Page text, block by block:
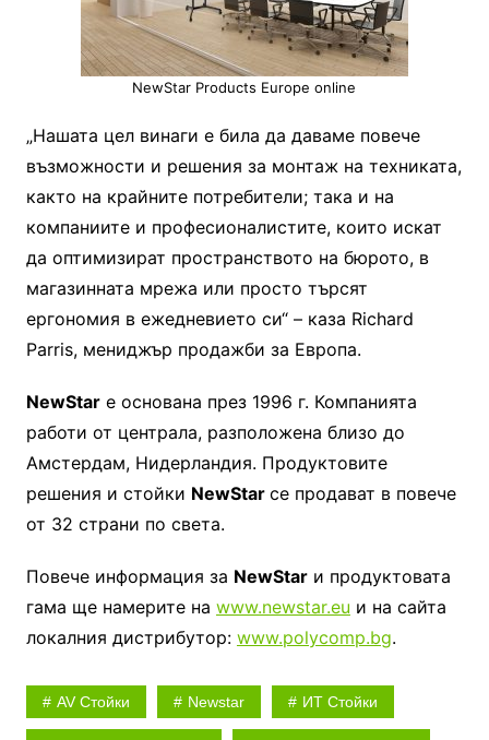
NewStar Products Europe online
„Нашата цел винаги е била да даваме повече
възможности и решения за монтаж на техниката,
както на крайните потребители; така и на
компаниите и професионалистите, които искат
да оптимизират пространството на бюрото, в
магазинната мрежа или просто търсят
ергономия в ежедневието си“ – каза Richard
Parris, мениджър продажби за Европа.
NewStarе основана през 1996 г. Компанията
работи от централа, разположена близо до
Амстердам, Нидерландия. Продуктовите
решения и стойки NewStar се продават в повече
от 32 страни по света.
Повече информация за NewStarи продуктовата
гама ще намерите на www.newstar.eu и на сайта
локалния дистрибутор: www.polycomp.bg.
AV Стойки Newstar ИТ Стойки